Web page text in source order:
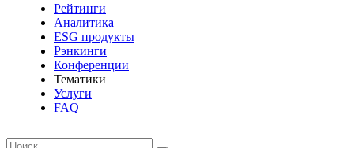
Рейтинги
Аналитика
ESG продукты
Рэнкинги
Конференции
Тематики
Услуги
FAQ